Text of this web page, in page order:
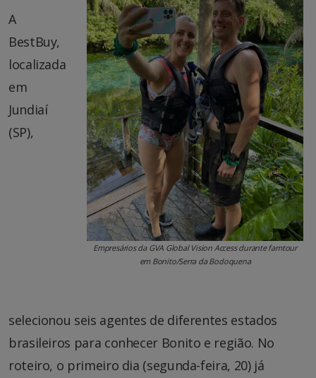
Empresários da GVA Global Vision Access durante famtour
em Bonito/Serra da Bodoquena
A
BestBuy,
localizada
em
Jundiaí
(SP),
selecionou seis agentes de diferentes estados
brasileiros para conhecer Bonito e região. No
roteiro, o primeiro dia (segunda-feira, 20) já